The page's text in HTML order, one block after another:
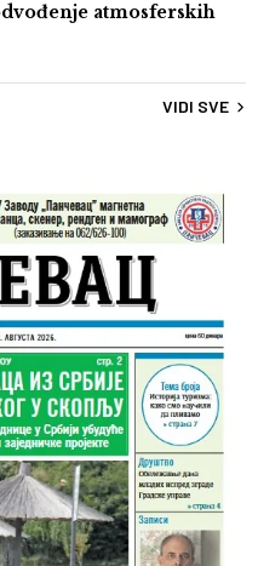
atmosferskih
VIDI SVE